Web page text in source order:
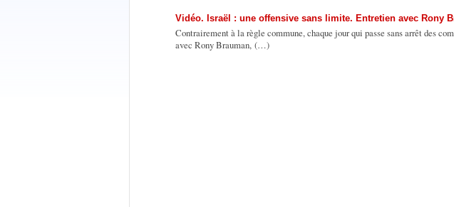
Vidéo. Israël : une offensive sans limite. Entretien avec Rony
Contrairement à la règle commune, chaque jour qui passe sans arrêt des
avec Rony Brauman, (…)